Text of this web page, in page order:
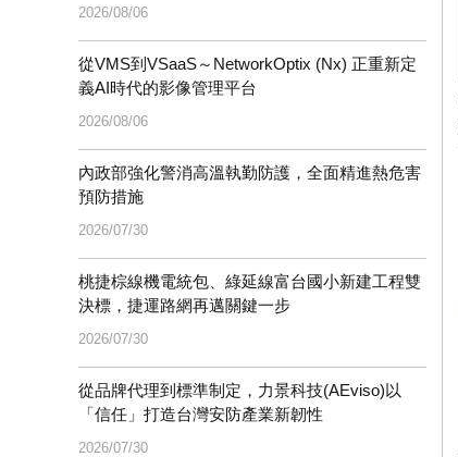
2026/08/06
從VMS到VSaaS～NetworkOptix (Nx) 正重新定
義AI時代的影像管理平台
2026/08/06
內政部強化警消高溫執勤防護，全面精進熱危害
預防措施
2026/07/30
桃捷棕線機電統包、綠延線富台國小新建工程雙
決標，捷運路網再邁關鍵一步
2026/07/30
從品牌代理到標準制定，力景科技(AEviso)以
「信任」打造台灣安防產業新韌性
2026/07/30